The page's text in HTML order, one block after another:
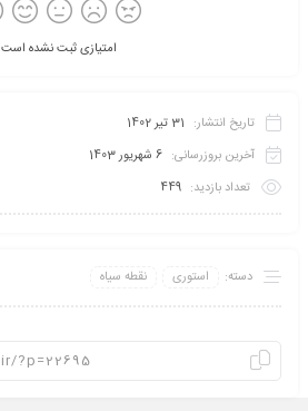
امتیازی ثبت نشده است
تاریخ انتشار: 31 تیر 1402
آخرین بروزرسانی: 6 شهریور 1403
تعداد بازدید: 449
دسته: استوری نقطه سیاه